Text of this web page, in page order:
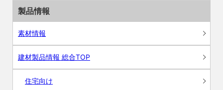
製品情報
素材情報
建材製品情報 総合TOP
住宅向け